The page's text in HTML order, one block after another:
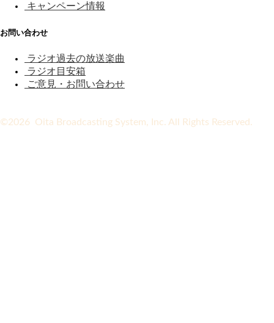
キャンペーン情報
お問い合わせ
ラジオ過去の放送楽曲
ラジオ目安箱
ご意見・お問い合わせ
©2026 Oita Broadcasting System, Inc. All Rights Reserved.